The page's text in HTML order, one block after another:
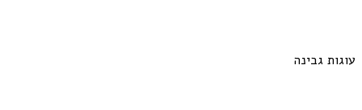
עוגות גבינה